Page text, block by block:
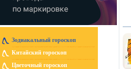
Зодиакальный гороскоп
Китайский гороскоп
Цветочный гороскоп